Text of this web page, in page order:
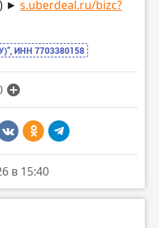
► s.uberdeal.ru/bizc?
ИНН 7703380158
в 15:40